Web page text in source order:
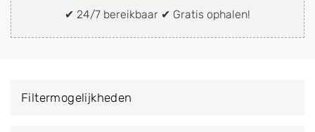
✔ 24/7 bereikbaar ✔ Gratis ophalen!
demontagebedrijf in de buurt, deze zelf wegbrengen
naar de sloop of deze liever laten ophalen op een
van Havelterberg en ontvang een vergoeding voor uw
Filtermogelijkheden